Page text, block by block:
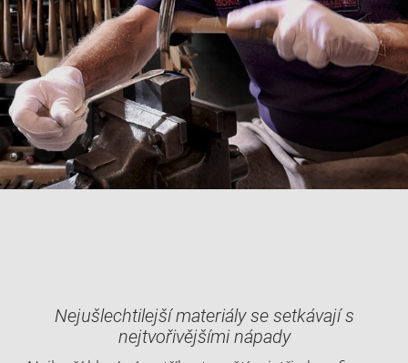
Nejušlechtilejší materiály se setkávají s
nejtvořivějšími nápady